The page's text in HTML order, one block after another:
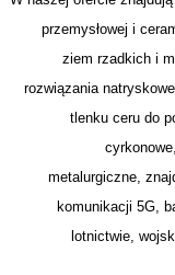
przemysłowej i
ziem rzadkich i
rozwiązania
tlenku ceru do
metalurgiczne,
komunikacji 5G,
lotnictwie,